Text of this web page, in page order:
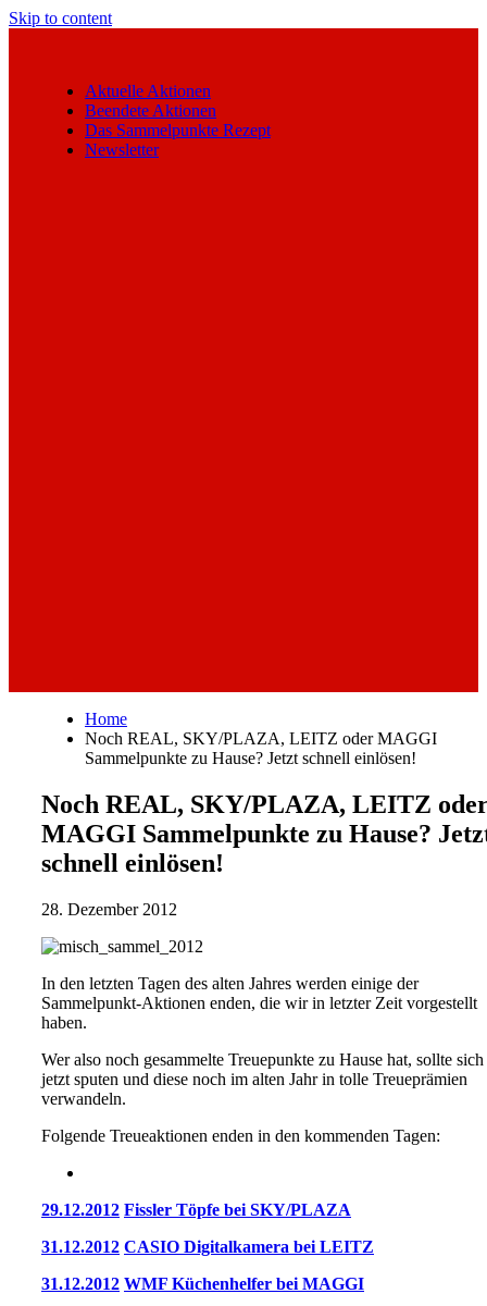
Skip to content
Aktuelle Aktionen
Beendete Aktionen
Das Sammelpunkte Rezept
Newsletter
Home
Noch REAL, SKY/PLAZA, LEITZ oder MAGGI
Sammelpunkte zu Hause? Jetzt schnell einlösen!
Noch REAL, SKY/PLAZA, LEITZ
MAGGI Sammelpunkte zu Hause?
schnell einlösen!
28. Dezember 2012
In den letzten Tagen des alten Jahres werden einige der
Sammelpunkt-Aktionen enden, die wir in letzter Zeit vorgestellt
haben.
Wer also noch gesammelte Treuepunkte zu Hause hat, sollte sich
jetzt sputen und diese noch im alten Jahr in tolle Treueprämien
verwandeln.
Folgende Treueaktionen enden in den kommenden Tagen:
29.12.2012 Fissler Töpfe bei SKY/PLAZA
31.12.2012 CASIO Digitalkamera bei LEITZ
31.12.2012 WMF Küchenhelfer bei MAGGI